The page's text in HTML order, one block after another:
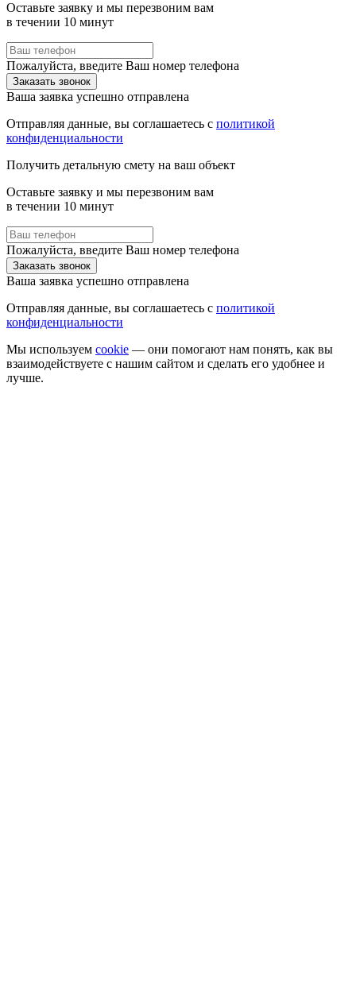
Оставьте заявку и мы перезвоним вам
в течении 10 минут
Пожалуйста, введите Ваш номер телефона
Заказать звонок
Ваша заявка успешно отправлена
Отправляя данные, вы соглашаетесь с политикой
конфиденциальности
Получить детальную смету на ваш объект
Оставьте заявку и мы перезвоним вам
в течении 10 минут
Пожалуйста, введите Ваш номер телефона
Заказать звонок
Ваша заявка успешно отправлена
Отправляя данные, вы соглашаетесь с политикой
конфиденциальности
Мы используем cookie — они помогают нам понять, как вы
взаимодействуете с нашим сайтом и сделать его удобнее и
лучше.